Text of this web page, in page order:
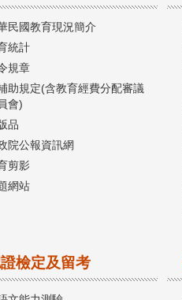
民國教育現況簡介
統計
規章
助規定(含教育經費分配審議
會)
品
院公報資訊網
剪影
網站
檢定及留考